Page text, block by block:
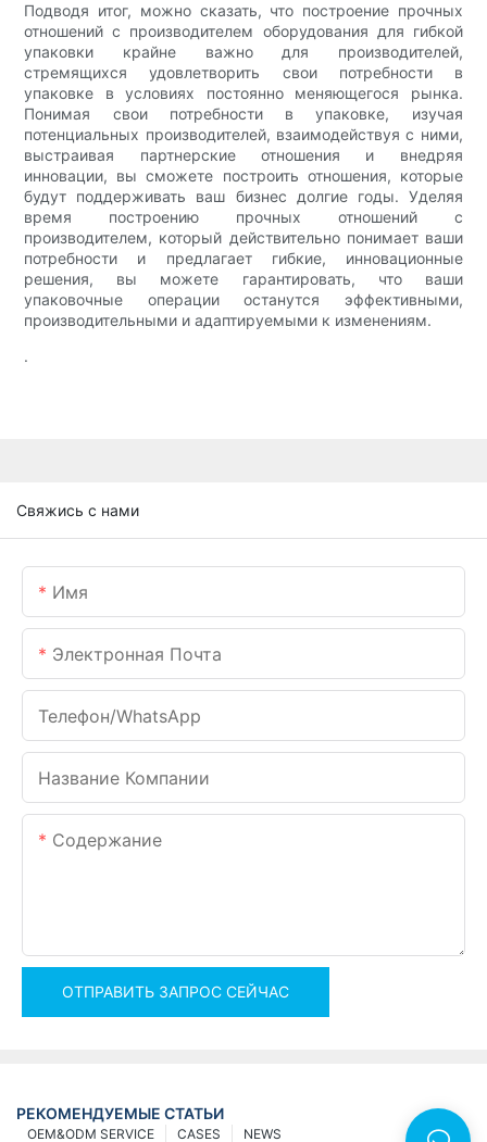
Подводя итог, можно сказать, что построение прочных
отношений с производителем оборудования для гибкой
упаковки крайне важно для производителей,
стремящихся удовлетворить свои потребности в
упаковке в условиях постоянно меняющегося рынка.
Понимая свои потребности в упаковке, изучая
потенциальных производителей, взаимодействуя с ними,
выстраивая партнерские отношения и внедряя
инновации, вы сможете построить отношения, которые
будут поддерживать ваш бизнес долгие годы. Уделяя
время построению прочных отношений с
производителем, который действительно понимает ваши
потребности и предлагает гибкие, инновационные
решения, вы можете гарантировать, что ваши
упаковочные операции останутся эффективными,
производительными и адаптируемыми к изменениям.
.
Свяжись с нами
Имя
Электронная Почта
Телефон/WhatsApp
Название Компании
Содержание
ОТПРАВИТЬ ЗАПРОС СЕЙЧАС
РЕКОМЕНДУЕМЫЕ СТАТЬИ
NEWS
CASES
OEM&ODM SERVICE